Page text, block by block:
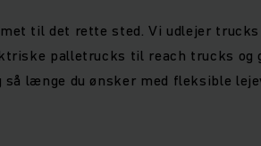
til det rette sted. Vi udlejer
palletrucks til reach trucks og
længe du ønsker med fleksible